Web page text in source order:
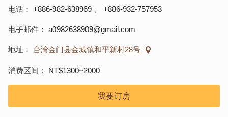
电话 +886-982-638969 +886-932-757953
电子邮件 a0982638909@gmail.com
地址 台湾金门县金城镇和平新村28号
消费区间 NT$1300~2000
我要订房